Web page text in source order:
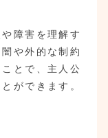
障害を理解す
や外的な制約
とで、主人公
ができます。